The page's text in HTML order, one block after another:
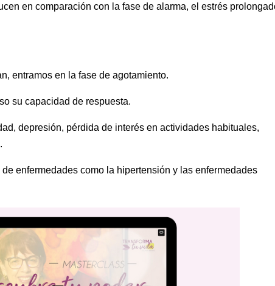
en comparación con la fase de alarma, el estrés
entramos en la fase de agotamiento.
su capacidad de respuesta.
depresión, pérdida de interés en actividades habituales,
enfermedades como la hipertensión y las enfermedades